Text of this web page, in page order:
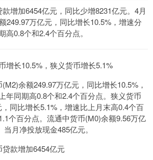
增加6454亿元，同比少增8231亿元。4月
249.97万亿元，同比增长10.5%，增速分
0.8个和2.4个百分点。
长10.5%，狭义货币增长5.1%
余额249.97万亿元，同比增长10.5%，
年同期高0.8个和2.4个百分点。狭义货币
同比增长5.1%，增速比上月末高0.4个百
个百分点。流通中货币(M0)余额9.56万亿
月净投放现金485亿元。
款增加6454亿元